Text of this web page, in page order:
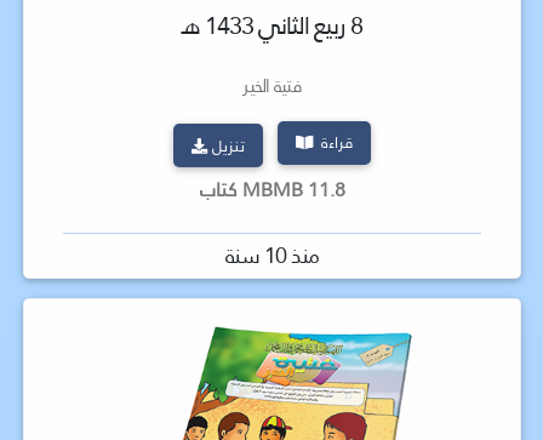
8 ربيع الثاني 1433 هـ
فتية الخير
قراءة تنزيل
11.8 MBMB كتاب
منذ 10 سنة